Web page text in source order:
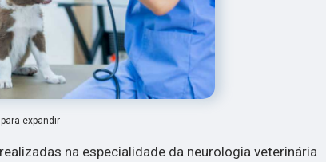
expandir
na especialidade da neurologia veterinária